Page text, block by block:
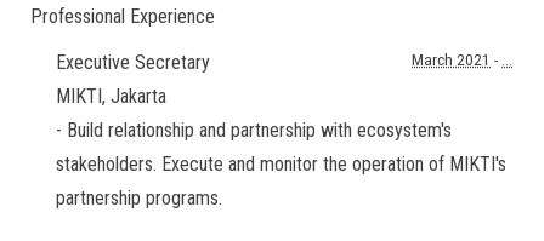
Professional Experience
Executive Secretary
MIKTI, Jakarta
March 2021 - ...
- Build relationship and partnership with ecosystem's
stakeholders. Execute and monitor the operation of MIKTI's
partnership programs.